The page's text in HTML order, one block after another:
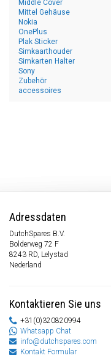
Middle Cover
Mittel Gehäuse
Nokia
OnePlus
Plak Sticker
Simkaarthouder
Simkarten Halter
Sony
Zubehör
accessoires
Adressdaten
DutchSpares B.V.
Bolderweg 72 F
8243 RD, Lelystad
Nederland
Kontaktieren Sie uns
+31(0)320820994
Whatsapp Chat
info@dutchspares.com
Kontakt Formular